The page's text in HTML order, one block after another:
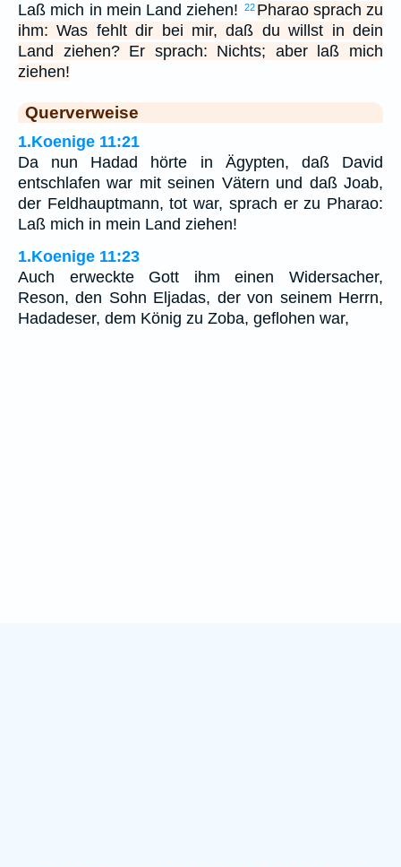
Laß mich in mein Land ziehen! 22 Pharao sprach zu
ihm: Was fehlt dir bei mir, daß du willst in dein
Land ziehen? Er sprach: Nichts; aber laß mich
ziehen!
Querverweise
1.Koenige 11:21
Da nun Hadad hörte in Ägypten, daß David
entschlafen war mit seinen Vätern und daß Joab,
der Feldhauptmann, tot war, sprach er zu Pharao:
Laß mich in mein Land ziehen!
1.Koenige 11:23
Auch erweckte Gott ihm einen Widersacher,
Reson, den Sohn Eljadas, der von seinem Herrn,
Hadadeser, dem König zu Zoba, geflohen war,